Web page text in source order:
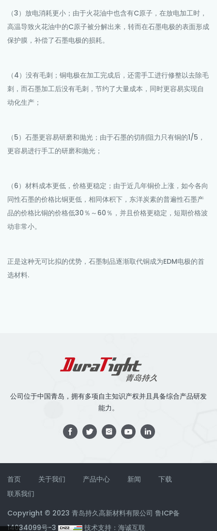
（3）放电消耗更小；由于火花油中也含有C原子，在放电加工时，
高温导致火花油中的C原子被分解出来，转而在石墨电极的表面形成
保护膜，补偿了石墨电极的损耗。
（4）没有毛刺；铜电极在加工完成后，还需手工进行修整以去除毛
刺，而石墨加工后没有毛刺，节约了大量成本，同时更容易实现自
动化生产；
（5）石墨更容易研磨和抛光；由于石墨的切削阻力只有铜的1/5，
更容易进行手工的研磨和抛光；
（6）材料成本更低，价格更稳定；由于近几年铜价上涨，如今各向
同性石墨的价格比铜更低，相同体积下，东洋炭素的普遍性石墨产
品的价格比铜的价格低30％～60％，并且价格更稳定，短期价格波
动非常小。
正是这种无可比拟的优势，石墨制品逐渐取代铜成为EDM电极的首
选材料.
公司位于中国青岛，拥有多项自主知识产权并且具备综合产品研发
能力。
首页 关于我们 产品中心 新闻
下载
联系我们
Copyright © 2023 青岛持久高新材料有限公司 鲁ICP备
14034099号-3
技术支持：海诚互联